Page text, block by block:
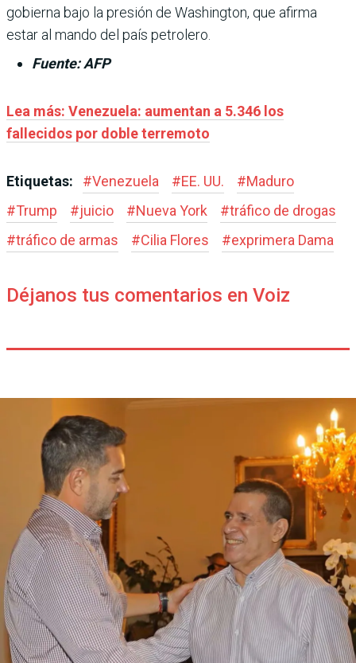
gobierna bajo la presión de Washington, que afirma
estar al mando del país petrolero.
Fuente: AFP
Lea más: Venezuela: aumentan a 5.346 los
fallecidos por doble terremoto
Etiquetas: #Venezuela #EE. UU. #Maduro
#Trump #juicio #Nueva York #tráfico de drogas
#tráfico de armas #Cilia Flores #exprimera Dama
Déjanos tus comentarios en Voiz